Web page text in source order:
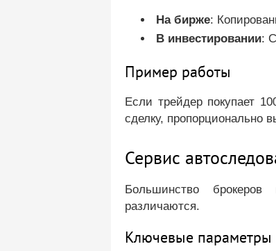
На бирже:
В инвестировании:
Пример работы
Если трейдер покупает
сделку, пропорционально
Сервис
Большинство
различаются.
Ключевые